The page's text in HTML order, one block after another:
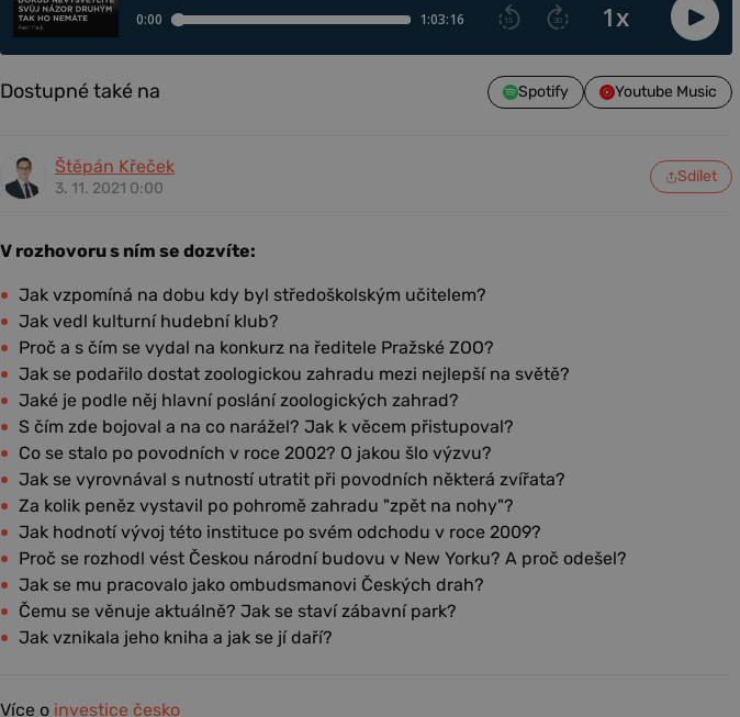
Dostupné také na Spotify Youtube Music
Štěpán Křeček
3. 11. 2021 0:00
Sdílet
V rozhovoru s ním se dozvíte:
Jak vzpomíná na dobu kdy byl středoškolským učitelem?
Jak vedl kulturní hudební klub?
Proč a s čím se vydal na konkurz na ředitele Pražské ZOO?
Jak se podařilo dostat zoologickou zahradu mezi nejlepší na světě?
Jaké je podle něj hlavní poslání zoologických zahrad?
S čím zde bojoval a na co narážel? Jak k věcem přistupoval?
Co se stalo po povodních v roce 2002? O jakou šlo výzvu?
Jak se vyrovnával s nutností utratit při povodních některá zvířata?
Za kolik peněz vystavil po pohromě zahradu "zpět na nohy"?
Jak hodnotí vývoj této instituce po svém odchodu v roce 2009?
Proč se rozhodl vést Českou národní budovu v New Yorku? A proč odešel?
Jak se mu pracovalo jako ombudsmanovi Českých drah?
Čemu se věnuje aktuálně? Jak se staví zábavní park?
Jak vznikala jeho kniha a jak se jí daří?
Více o investice česko